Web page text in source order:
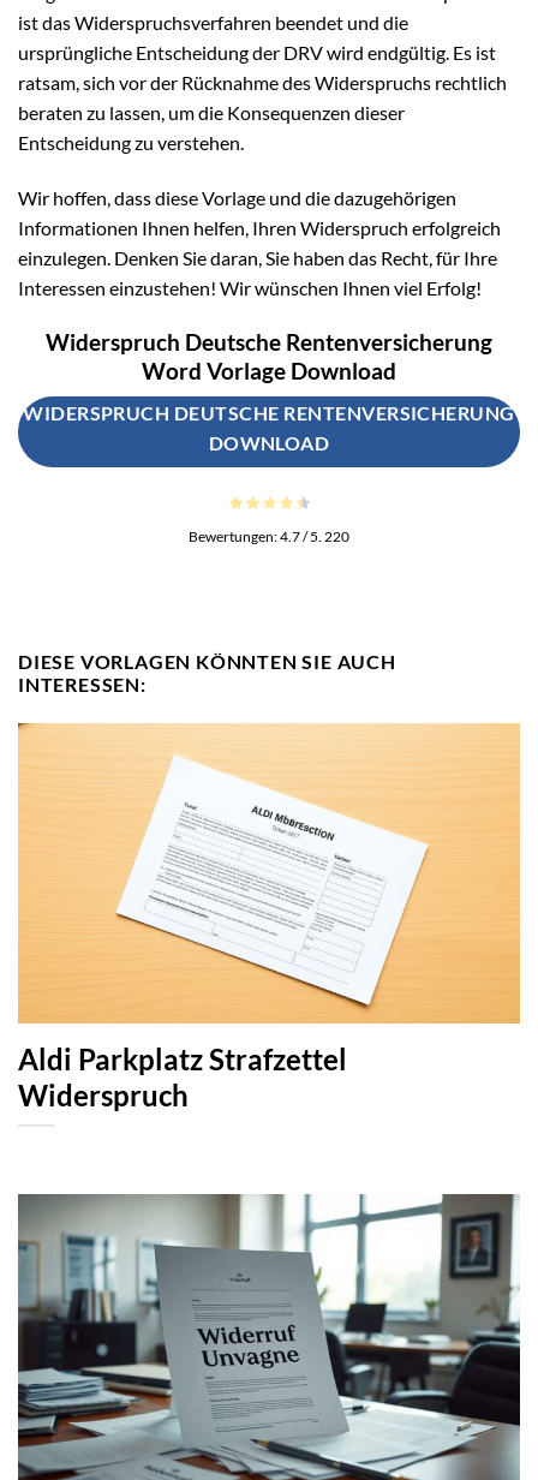
ist das Widerspruchsverfahren beendet und die
ursprüngliche Entscheidung der DRV wird endgültig. Es ist
ratsam, sich vor der Rücknahme des Widerspruchs rechtlich
beraten zu lassen, um die Konsequenzen dieser
Entscheidung zu verstehen.
Wir hoffen, dass diese Vorlage und die dazugehörigen
Informationen Ihnen helfen, Ihren Widerspruch erfolgreich
einzulegen. Denken Sie daran, Sie haben das Recht, für Ihre
Interessen einzustehen! Wir wünschen Ihnen viel Erfolg!
Widerspruch Deutsche Rentenversicherung
Word Vorlage Download
WIDERSPRUCH DEUTSCHE RENTENVERSICHERUNG
DOWNLOAD
Bewertungen:4.7/ 5. 220
DIESE VORLAGEN KÖNNTEN SIE AUCH
INTERESSEN:
Aldi Parkplatz Strafzettel
Widerspruch